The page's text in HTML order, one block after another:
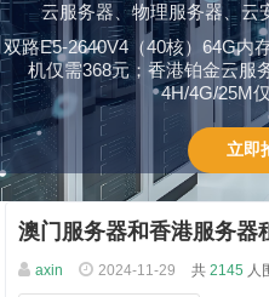
云服务器、物理服务器、云
双路E5-2640V4（40核）64G内
机仅需368元；香港铂金云服
4H/4G/25M
立即
澳门服务器和香港服务器
axin 2024-11-29 共 2145 人